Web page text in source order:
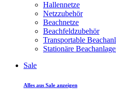
Hallennetze
Netzzubehör
Beachnetze
Beachfeldzubehör
Transportable
Stationäre
Sale
Alles aus Sale anzeigen